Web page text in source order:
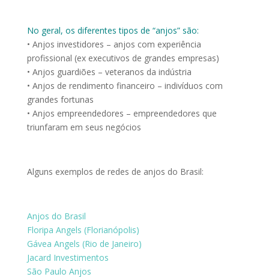
No geral, os diferentes tipos de “anjos” são:
• Anjos investidores – anjos com experiência
profissional (ex executivos de grandes empresas)
• Anjos guardiões – veteranos da indústria
• Anjos de rendimento financeiro – indivíduos com
grandes fortunas
• Anjos empreendedores – empreendedores que
triunfaram em seus negócios
Alguns exemplos de redes de anjos do Brasil:
Anjos do Brasil
Floripa Angels (Florianópolis)
Gávea Angels (Rio de Janeiro)
Jacard Investimentos
São Paulo Anjos